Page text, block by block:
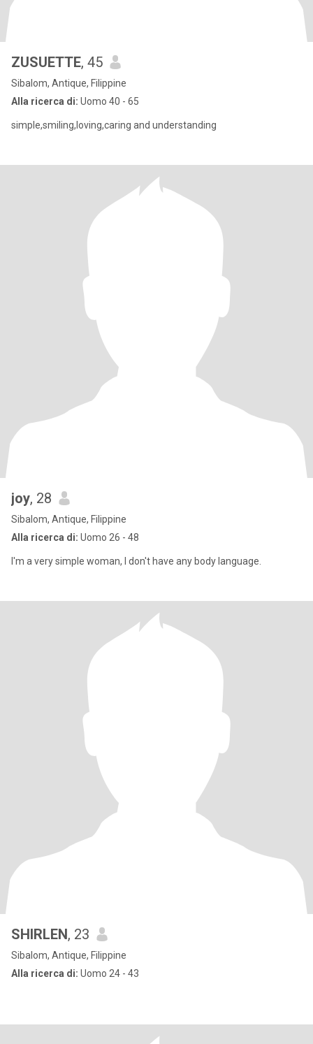
ZUSUETTE, 45
Sibalom, Antique, Filippine
Alla ricerca di: Uomo 40 - 65
simple,smiling,loving,caring and understanding
joy, 28
Sibalom, Antique, Filippine
Alla ricerca di: Uomo 26 - 48
I'm a very simple woman, I don't have any body language.
SHIRLEN, 23
Sibalom, Antique, Filippine
Alla ricerca di: Uomo 24 - 43